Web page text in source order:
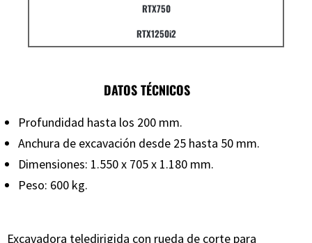
RTX750
RTX1250i2
DATOS TÉCNICOS
Profundidad hasta los 200 mm.
Anchura de excavación desde 25 hasta 50 mm.
Dimensiones: 1.550 x 705 x 1.180 mm.
Peso: 600 kg.
Excavadora teledirigida con rueda de corte para